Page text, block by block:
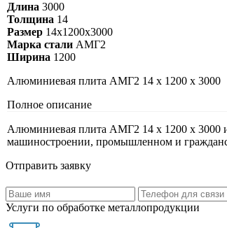
Длина 3000
Толщина 14
Размер 14х1200х3000
Марка стали АМГ2
Ширина 1200
Алюминиевая плита АМГ2 14 х 1200 х 3000
Полное описание
Алюминиевая плита АМГ2 14 х 1200 х 3000
машиностроении, промышленном и
Отправить заявку
Услуги по обработке металлопродукции